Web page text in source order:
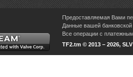
Предоставляемая Вами
Данные вашей
Все операции с
TF2.tm © 2013 – 2026,